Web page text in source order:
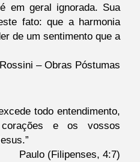
em geral ignorada. Sua
fato: que a harmonia
de um sentimento que a
– Obras Póstumas
todo entendimento,
e os vossos
Paulo (Filipenses, 4:7)